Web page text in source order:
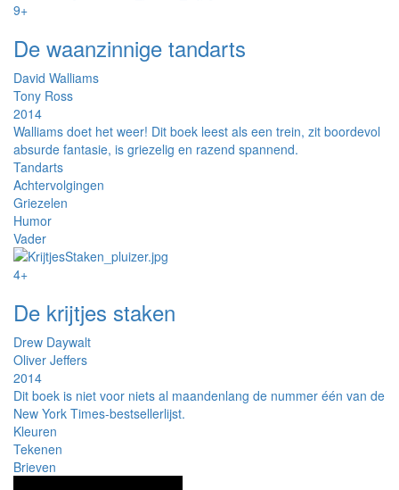
9+
De waanzinnige tandarts
David Walliams
Tony Ross
2014
Walliams doet het weer! Dit boek leest als een trein, zit boordevol
absurde fantasie, is griezelig en razend spannend.
Tandarts
Achtervolgingen
Griezelen
Humor
Vader
4+
De krijtjes staken
Drew Daywalt
Oliver Jeffers
2014
Dit boek is niet voor niets al maandenlang de nummer één van de
New York Times-bestsellerlijst.
Kleuren
Tekenen
Brieven